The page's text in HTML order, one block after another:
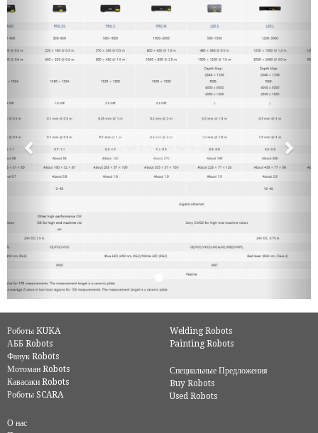
Роботы KUKA
АББ Robots
Фанук Robots
Мотоман Robots
Кавасаки Robots
Роботы SCARA
Welding Robots
Painting Robots
Специальные Предложения
Buy Robots
Used Robots
О нас